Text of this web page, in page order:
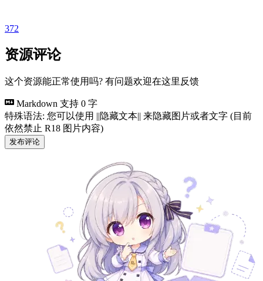
372
资源评论
这个资源能正常使用吗? 有问题欢迎在这里反馈
Markdown 支持 0 字
特殊语法: 您可以使用 ||隐藏文本|| 来隐藏图片或者文字 (目前
依然禁止 R18 图片内容)
发布评论